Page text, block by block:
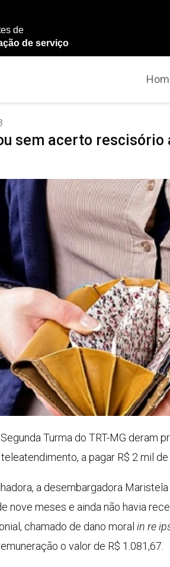
de
de serviço
sem acerto
Turma do TRT-MG
a pagar R$ 2 mil
a desembargadora
nove meses e ainda não havia
chamado de dano moral in re
o valor de R$ 1.081,67.